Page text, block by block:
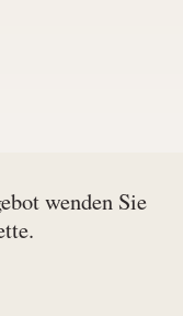
wenden Sie